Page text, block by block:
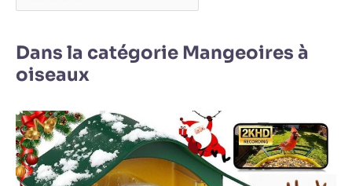
Dans la catégorie Mangeoires à
oiseaux